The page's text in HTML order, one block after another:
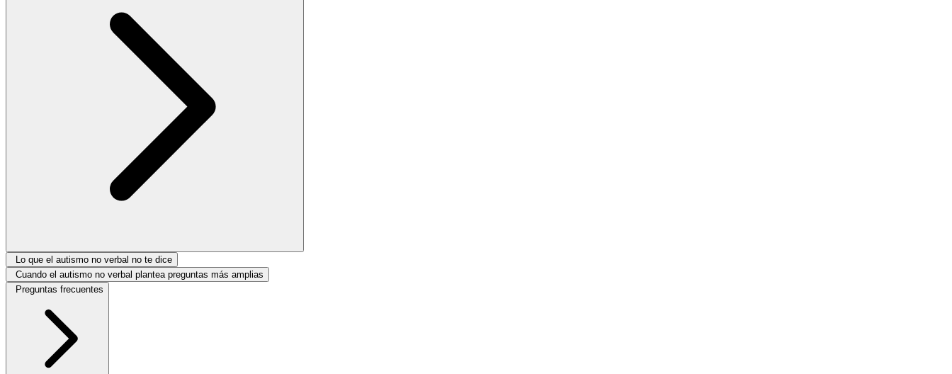
Lo que el autismo no verbal no te dice
Cuando el autismo no verbal plantea preguntas más amplias
Preguntas frecuentes